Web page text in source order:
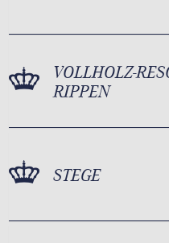
VOLLHOLZ-
RIPPEN
STEGE